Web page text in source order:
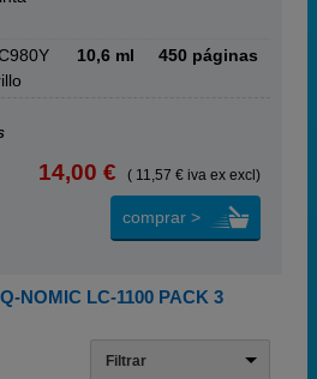
10,6 ml 450 páginas
14,00 € ( 11,57 € iva ex excl)
comprar >
Q-NOMIC LC-1100 PACK 3
Filtrar